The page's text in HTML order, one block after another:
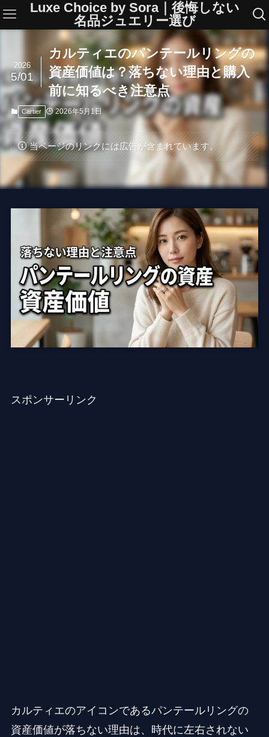
Luxe Choice by Sora｜後悔しない
名品ジュエリー選び
カルティエのパンテールリングの
資産価値は？落ちない理由と購入
前に知るべき注意点
2026
5/01
Cartier 2026年5月1日
当ページのリンクには広告が含まれています。
スポンサーリンク
カルティエのアイコンであるパンテールリングの
資産価値が落ちない理由は、時代に左右されない